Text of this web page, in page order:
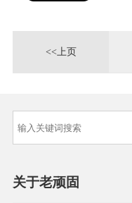
<<上页
关于老顽固